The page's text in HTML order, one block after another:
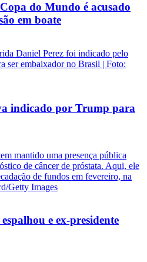
do Mundo é acusado
em boate
indicado por Trump para
e ex-presidente